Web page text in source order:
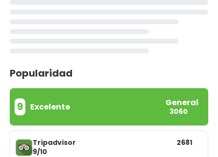
Popularidad
9 Excelente General
3060
Tripadvisor
9/10
2681